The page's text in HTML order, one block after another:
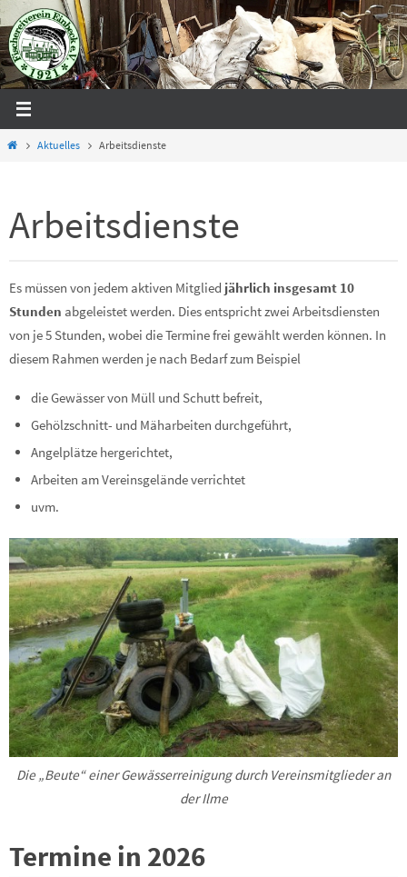
Zum
Inhalt
springen
StartAktuelles Arbeitsdienste
Arbeitsdienste
Es müssen von jedem aktiven Mitglied jährlich insgesamt 10
Stunden abgeleistet werden. Dies entspricht zwei Arbeitsdiensten
von je 5 Stunden, wobei die Termine frei gewählt werden können. In
diesem Rahmen werden je nach Bedarf zum Beispiel
die Gewässer von Müll und Schutt befreit,
Gehölzschnitt- und Mäharbeiten durchgeführt,
Angelplätze hergerichtet,
Arbeiten am Vereinsgelände verrichtet
uvm.
Die „Beute“ einer Gewässerreinigung durch Vereinsmitglieder an
der Ilme
Termine in 2026